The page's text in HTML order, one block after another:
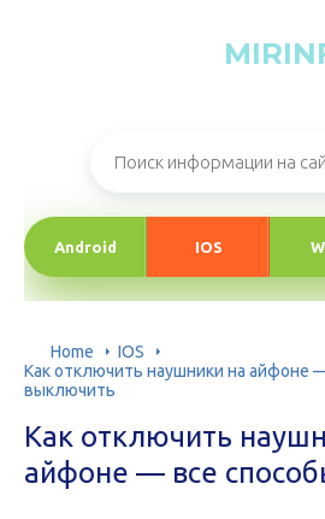
Android IOS
Home
IOS
Как отключить наушники на айфоне
выключить
Как отключить
айфоне — все